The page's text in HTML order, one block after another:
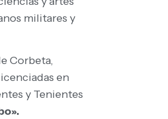
militares y
Corbeta,
en
y Tenientes